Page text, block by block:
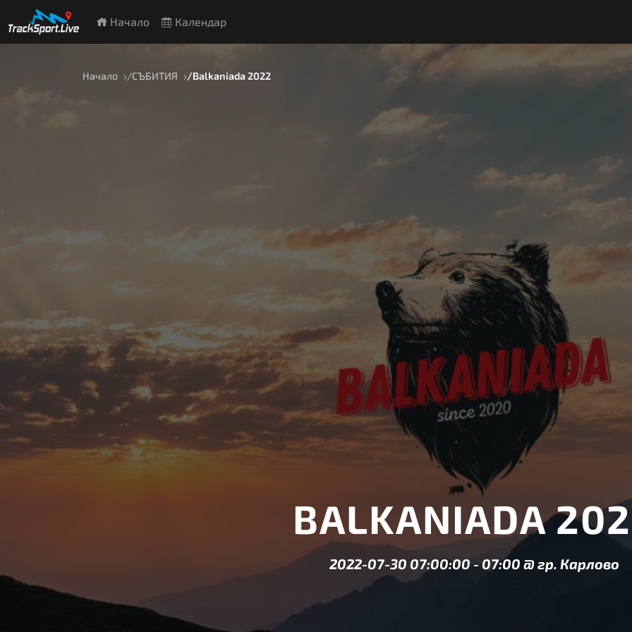
Начало Календар
Начало СЪБИТИЯ Balkaniada 2022
BALKANIADA
2022-07-30 07:00:00- 07:00 @ гр. Карлово